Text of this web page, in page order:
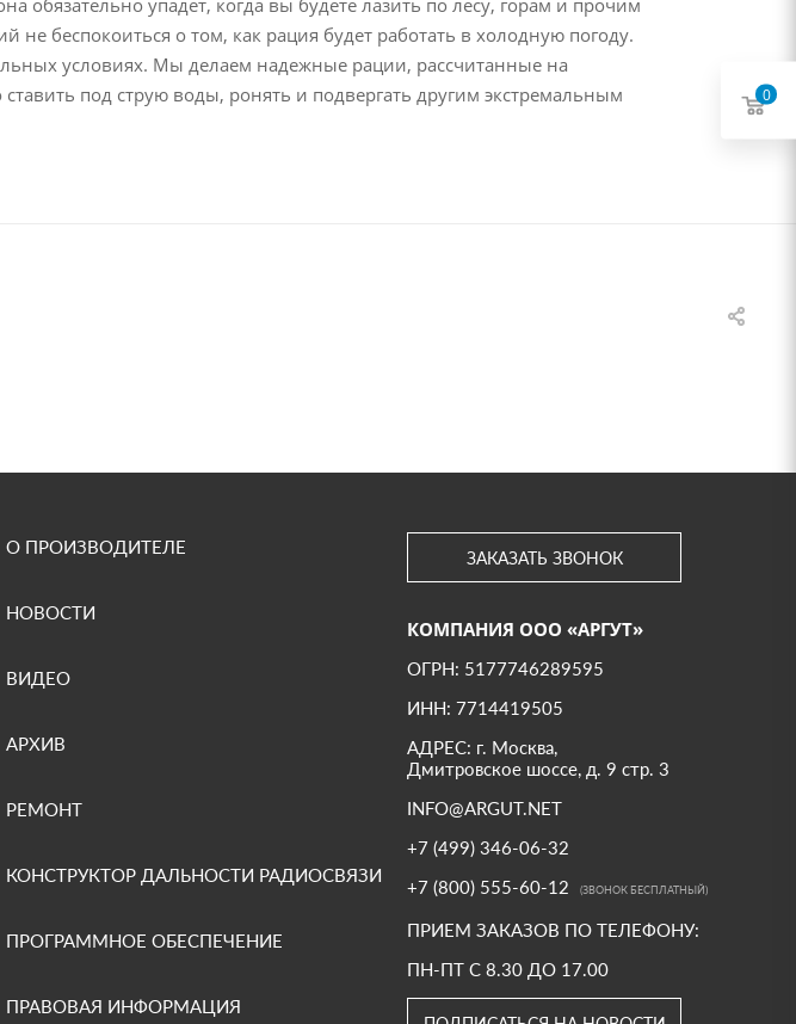
беспокоиться о том, как рация будет работать в холодную погоду.
условиях. Мы делаем надежные рации, рассчитанные на
под струю воды, ронять и подвергать другим экстремальным
О ПРОИЗВОДИТЕЛЕ
НОВОСТИ
ВИДЕО
АРХИВ
РЕМОНТ
КОНСТРУКТОР ДАЛЬНОСТИ РАДИОСВЯЗИ
ПРОГРАММНОЕ ОБЕСПЕЧЕНИЕ
ПРАВОВАЯ ИНФОРМАЦИЯ
ЗАКАЗАТЬ ЗВОНОК
КОМПАНИЯ ООО «АРГУТ»
ОГРН: 5177746289595
ИНН: 7714419505
АДРЕС: г. Москва,
Дмитровское шоссе, д. 9 стр. 3
INFO@ARGUT.NET
+7 (499) 346-06-32
+7 (800) 555-60-12
(ЗВОНОК БЕСПЛАТНЫЙ)
ПРИЕМ ЗАКАЗОВ ПО ТЕЛЕФОНУ:
ПН-ПТ С 8.30 ДО 17.00
0